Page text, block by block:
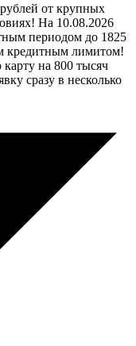
от крупных
На 10.08.2026
периодом до 1825
кредитным лимитом!
на 800 тысяч
сразу в несколько